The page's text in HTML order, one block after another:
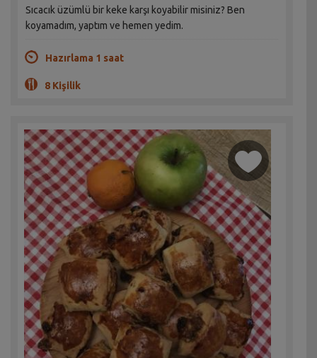
Sıcacık üzümlü bir keke karşı koyabilir misiniz? Ben
koyamadım, yaptım ve hemen yedim.
Hazırlama 1 saat
8 Kişilik